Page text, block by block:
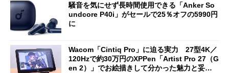
ut」が明...
騒音を気にせず長時間使用できる「Anker So
undcore P40i」がセールで25％オフの5990円
に
Wacom「Cintiq Pro」に迫る実力 27型4K／
120Hzで約30万円のXPPen「Artist Pro 27（G
en 2）」でお絵描きして分かった魅力と妥協